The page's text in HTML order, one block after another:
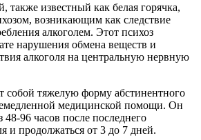
также известный как белая горячка,
возникающим как следствие
алкоголем. Этот психоз
нарушения обмена веществ и
алкоголя на центральную нервную
собой тяжелую форму абстинентного
медицинской помощи. Он
48-96 часов после последнего
и продолжаться от 3 до 7 дней.